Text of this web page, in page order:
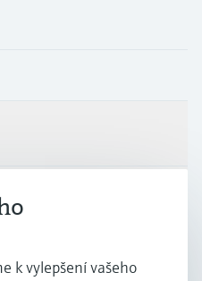
k vylepšení vašeho